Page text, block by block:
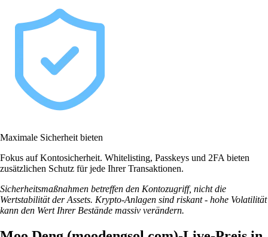
Maximale Sicherheit bieten
Fokus auf Kontosicherheit. Whitelisting, Passkeys und 2FA bieten
zusätzlichen Schutz für jede Ihrer Transaktionen.
Sicherheitsmaßnahmen betreffen den Kontozugriff, nicht die
Wertstabilität der Assets. Krypto-Anlagen sind riskant - hohe Volatilität
kann den Wert Ihrer Bestände massiv verändern.